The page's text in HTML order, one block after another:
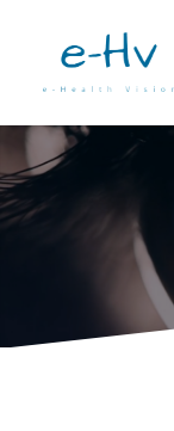
CONTACTO